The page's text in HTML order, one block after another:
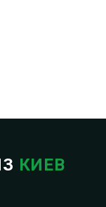
КИЕВ